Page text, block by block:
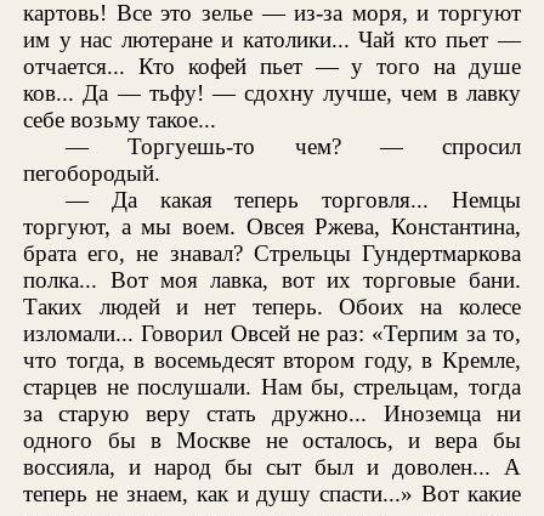
картовь! Все это зелье — из-за моря, и торгуют
им у нас лютеране и католики... Чай кто пьет —
отчается... Кто кофей пьет — у того на душе
ков... Да — тьфу! — сдохну лучше, чем в лавку
себе возьму такое...
— Торгуешь-то чем? — спросил
пегобородый.
— Да какая теперь торговля... Немцы
торгуют, а мы воем. Овсея Ржева, Константина,
брата его, не знавал? Стрельцы Гундертмаркова
полка... Вот моя лавка, вот их торговые бани.
Таких людей и нет теперь. Обоих на колесе
изломали... Говорил Овсей не раз: «Терпим за то,
что тогда, в восемьдесят втором году, в Кремле,
старцев не послушали. Нам бы, стрельцам, тогда
за старую веру стать дружно... Иноземца ни
одного бы в Москве не осталось, и вера бы
воссияла, и народ бы сыт был и доволен... А
теперь не знаем, как и душу спасти...» Вот какие